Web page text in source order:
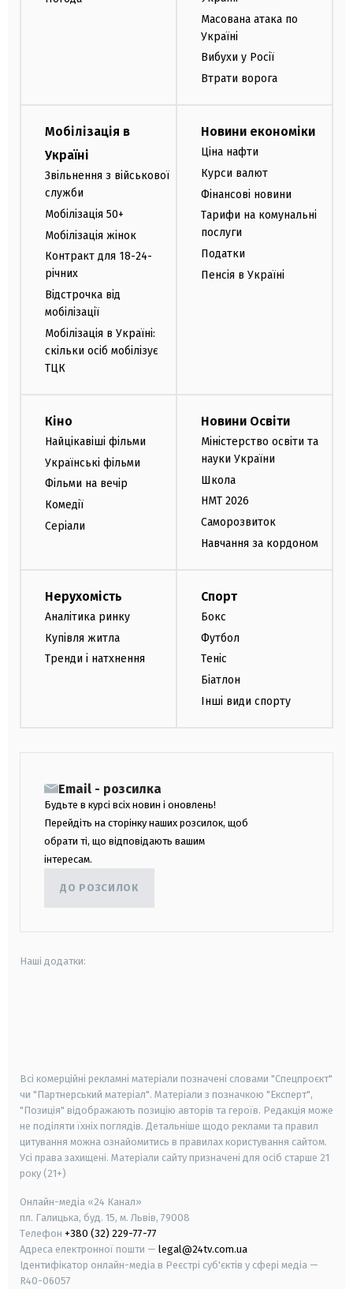
Масована атака по
Україні
Вибухи у Росії
Втрати ворога
Мобілізація в
Україні
Звільнення з військової
служби
Мобілізація 50+
Мобілізація жінок
Контракт для 18-24-
річних
Відстрочка від
мобілізації
Мобілізація в Україні:
скільки осіб мобілізує
ТЦК
Новини економіки
Ціна нафти
Курси валют
Фінансові новини
Тарифи на комунальні
послуги
Податки
Пенсія в Україні
Кіно
Найцікавіші фільми
Українські фільми
Фільми на вечір
Комедії
Серіали
Новини Освіти
Міністерство освіти та
науки України
Школа
НМТ 2026
Саморозвиток
Навчання за кордоном
Нерухомість
Аналітика ринку
Купівля житла
Тренди і натхнення
Спорт
Бокс
Футбол
Теніс
Біатлон
Інші види спорту
Email - розсилка
Будьте в курсі всіх новин і оновлень!
Перейдіть на сторінку наших розсилок, щоб
обрати ті, що відповідають вашим
інтересам.
ДО РОЗСИЛОК
Наші додатки:
Всі комерційні рекламні матеріали позначені словами "Спецпроєкт"
чи "Партнерський матеріал". Матеріали з позначкою "Експерт",
"Позиція" відображають позицію авторів та героїв. Редакція може
не поділяти їхніх поглядів. Детальніше щодо реклами та правил
цитування можна ознайомитись в правилах користування сайтом.
Усі права захищені. Матеріали сайту призначені для осіб старше 21
року (21+)
Онлайн-медіа «24 Канал»
пл. Галицька, буд. 15, м. Львів, 79008
Телефон +380 (32) 229-77-77
Адреса електронної пошти — legal@24tv.com.ua
Ідентифікатор онлайн-медіа в Реєстрі суб'єктів у сфері медіа —
R40-06057